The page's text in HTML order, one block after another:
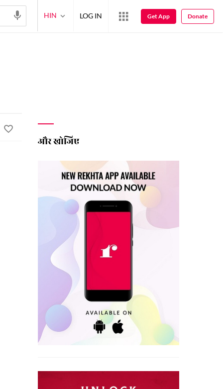
और खोजिए
HIN LOG IN Get App Donate